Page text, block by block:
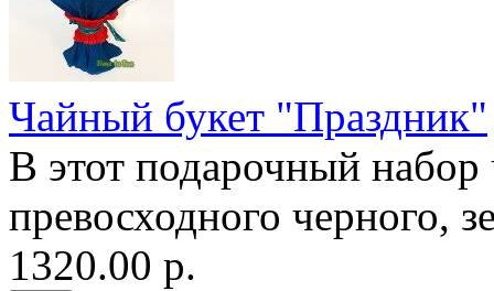
Чайный букет "Праздник"
В этот подарочный набор
превосходного черного,
1320.00 р.